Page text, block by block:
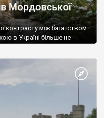
Мордовської
контрасту між багатством
в Україні більше не